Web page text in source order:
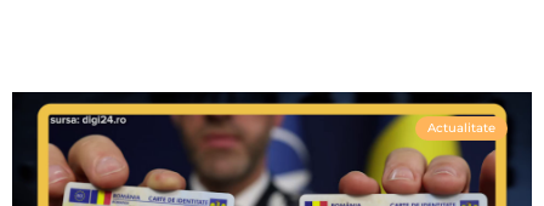
Actualitate